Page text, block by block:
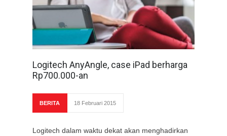
Logitech AnyAngle, case iPad berharga
Rp700.000-an
BERITA 18 Februari 2015
Logitech dalam waktu dekat akan menghadirkan